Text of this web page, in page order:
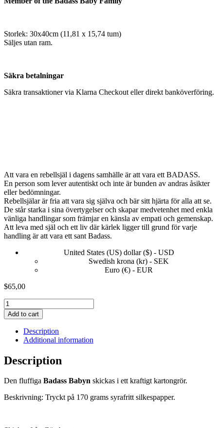
Storlek: 30x40cm (11,81 x 15,74 tum)
Säljes utan ram.
Säkra betalningar
Säkra transaktioner via Klarna Checkout eller direkt banköverföring.
Att vara en rebellsjäl i dagens samhälle är att vara ett BADASS.
En person som lever autentiskt och inte är bunden av andras åsikter
eller bedömningar.
Rebellsjälar är fria att vara sig själva och bär sitt hjärta för alla att se.
De står starka i sina övertygelser och skapar medvetenhet med enkla
vänliga handlingar som främjar en känsla av empati och gemenskap.
Att leva med själ och ett liv där kärlek ligger till grund för varje
handling är att vara ett sant Badass.
United States (US) dollar ($) - USD
Swedish krona (kr) - SEK
Euro (€) - EUR
$65,00
Moving
on
like..
quantity
Add to cart
Description
Additional information
Description
Den fluffiga Badass Babyn skickas i ett kraftigt kartongrör.
Beskrivning: Tryckt på 170 grams syrafritt silkespapper.